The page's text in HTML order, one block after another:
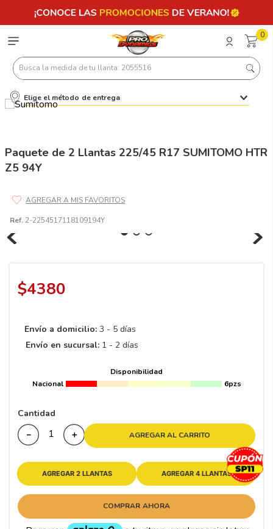
0
Busca la medida de tu llanta: 2055516
Elige el método de entrega
Paquete de 2 Llantas 225/45 R17 SUMITOMO HTR
Z5 94Y
Ref. 2-2254517118109194Y
$4380
Envío a domicilio: 3 - 5 días
Envío en sucursal: 1 - 2 días
Disponibilidad
Nacional
6pzs
Cantidad
＋
－ AGREGAR AL CARRITO
AGREGAR 2 LLANTAS AGREGAR 4 LLANTAS
COMPRAR AHORA
Términos más buscados
.
6 185